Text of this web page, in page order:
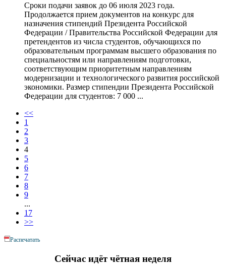
Сроки подачи заявок до 06 июля 2023 года.
Продолжается прием документов на конкурс для
назначения стипендий Президента Российской
Федерации / Правительства Российской Федерации для
претендентов из числа студентов, обучающихся по
образовательным программам высшего образования по
специальностям или направлениям подготовки,
соответствующим приоритетным направлениям
модернизации и технологического развития российской
экономики. Размер стипендии Президента Российской
Федерации для студентов: 7 000 ...
<<
1
2
3
4
5
6
7
8
9
...
17
>>
Распечатать
Сейчас идёт чётная неделя